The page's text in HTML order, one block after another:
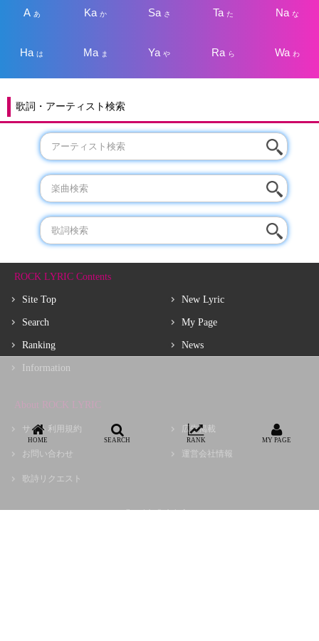
A あ Kaか Sa さ Taた Na な
Haは Ma ま Yaや Ra ら Wa わ
歌詞・アーティスト検索
ROCK LYRIC Contents
Site Top
Search
Ranking
Information
New Lyric
My Page
News
About ROCK LYRIC
サイト利用規約
お問い合わせ
歌詩リクエスト
広告掲載
運営会社情報
Copyright © choir, Inc.
HOME SEARCH RANK MY PAGE